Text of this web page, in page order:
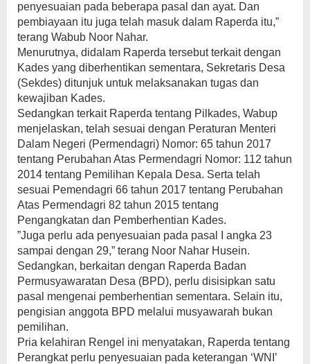
penyesuaian pada beberapa pasal dan ayat. Dan
pembiayaan itu juga telah masuk dalam Raperda itu,”
terang Wabub Noor Nahar.
Menurutnya, didalam Raperda tersebut terkait dengan
Kades yang diberhentikan sementara, Sekretaris Desa
(Sekdes) ditunjuk untuk melaksanakan tugas dan
kewajiban Kades.
Sedangkan terkait Raperda tentang Pilkades, Wabup
menjelaskan, telah sesuai dengan Peraturan Menteri
Dalam Negeri (Permendagri) Nomor: 65 tahun 2017
tentang Perubahan Atas Permendagri Nomor: 112 tahun
2014 tentang Pemilihan Kepala Desa. Serta telah
sesuai Pemendagri 66 tahun 2017 tentang Perubahan
Atas Permendagri 82 tahun 2015 tentang
Pengangkatan dan Pemberhentian Kades.
”Juga perlu ada penyesuaian pada pasal I angka 23
sampai dengan 29,” terang Noor Nahar Husein.
Sedangkan, berkaitan dengan Raperda Badan
Permusyawaratan Desa (BPD), perlu disisipkan satu
pasal mengenai pemberhentian sementara. Selain itu,
pengisian anggota BPD melalui musyawarah bukan
pemilihan.
Pria kelahiran Rengel ini menyatakan, Raperda tentang
Perangkat perlu penyesuaian pada keterangan ‘WNI’